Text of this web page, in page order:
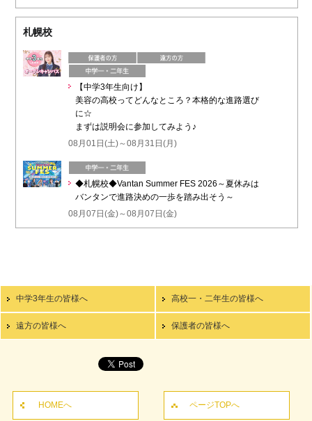
札幌校
【中学3年生向け】
美容の高校ってどんなところ？本格的な進路選び
に☆
まずは説明会に参加してみよう♪
08月01日(土)～08月31日(月)
◆札幌校◆Vantan Summer FES 2026～夏休みは
バンタンで進路決めの一歩を踏み出そう～
08月07日(金)～08月07日(金)
中学3年生の皆様へ 高校一・二年生の皆様へ
遠方の皆様へ 保護者の皆様へ
HOMEへ ページTOPへ